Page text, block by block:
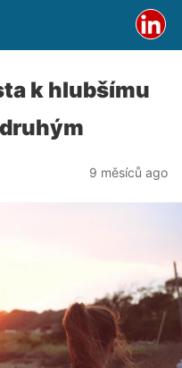
k hlubšímu
9 měsíců ago